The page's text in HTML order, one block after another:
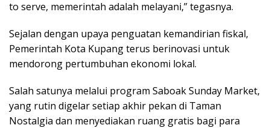
to serve, memerintah adalah melayani,” tegasnya.
Sejalan dengan upaya penguatan kemandirian fiskal,
Pemerintah Kota Kupang terus berinovasi untuk
mendorong pertumbuhan ekonomi lokal.
Salah satunya melalui program Saboak Sunday Market,
yang rutin digelar setiap akhir pekan di Taman
Nostalgia dan menyediakan ruang gratis bagi para